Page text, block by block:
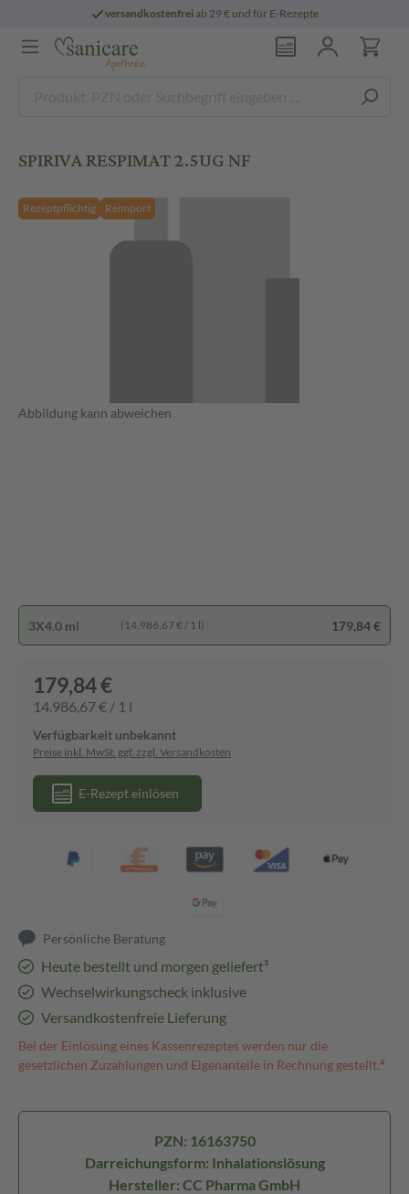
versandkostenfreiab 29 € und für E-Rezepte
SPIRIVA RESPIMAT 2.5UG NF
Rezeptpflichtig Reimport
Abbildung kann abweichen
3X4.0 ml (14.986,67 € / 1 l) 179,84 €
179,84 €
14.986,67 € / 1 l
Verfügbarkeit unbekannt
Preise inkl. MwSt. ggf. zzgl. Versandkosten
E-Rezept einlösen
Persönliche Beratung
Heute bestellt und morgen geliefert³
Wechselwirkungscheck inklusive
Versandkostenfreie Lieferung
Bei der Einlösung eines Kassenrezeptes werden nur die
gesetzlichen Zuzahlungen und Eigenanteile in Rechnung gestellt.⁴
PZN: 16163750
Darreichungsform: Inhalationslösung
Hersteller: CC Pharma GmbH